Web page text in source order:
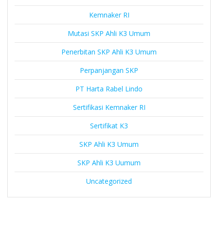
Kemnaker RI
Mutasi SKP Ahli K3 Umum
Penerbitan SKP Ahli K3 Umum
Perpanjangan SKP
PT Harta Rabel Lindo
Sertifikasi Kemnaker RI
Sertifikat K3
SKP Ahli K3 Umum
SKP Ahli K3 Uumum
Uncategorized